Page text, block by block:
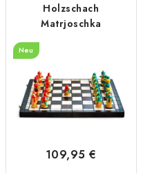
Holzschach
Matrjoschka
Neu
109,95 €